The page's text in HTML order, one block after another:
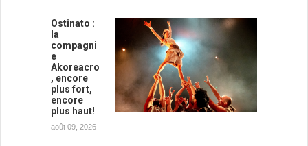
Ostinato :
la
compagni
e
Akoreacro
, encore
plus fort,
encore
plus haut!
août 09, 2026